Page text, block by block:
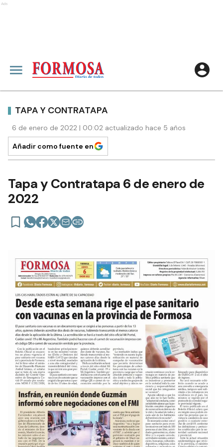
Ads
TAPA Y CONTRATAPA
6 de enero de 2022 | 00:02 actualizado hace 5 años
Añadir como fuente en
Tapa y Contratapa 6 de enero de
2022